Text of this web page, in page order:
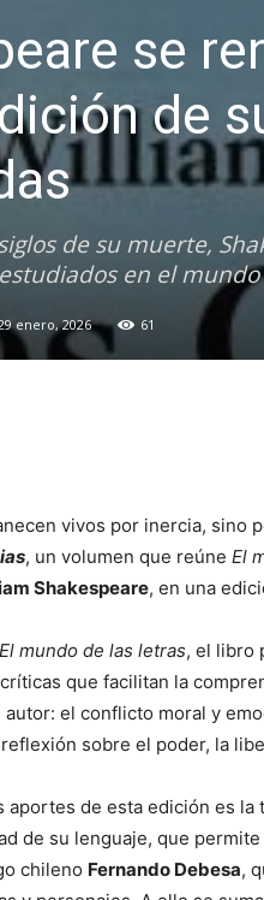
se
de
de su muerte,
en el mundo
enero, 2026 61
vivos por inercia, sino
, un volumen que reúne El
Shakespeare, en una
El mundo de las letras, el libro
que facilitan la
el conflicto moral y
reflexión sobre el poder, la
aportes de esta edición es la
de su lenguaje, que
chileno Fernando Debesa,